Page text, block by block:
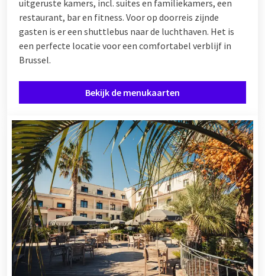
uitgeruste kamers, incl. suites en familiekamers, een
restaurant, bar en fitness. Voor op doorreis zijnde
gasten is er een shuttlebus naar de luchthaven. Het is
een perfecte locatie voor een comfortabel verblijf in
Brussel.
Bekijk de menukaarten